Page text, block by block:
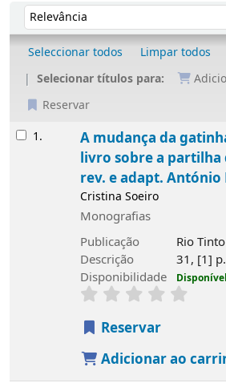
Ordenar
Ordenar por:
Seleccionar todos
Limpar todos
Selecionar títulos para:
Reservar
Resultados
1.
A mudança da
livro sobre a partilha
rev. e adapt. António
Cristina Soeiro
Monografias
Publicação
Rio
Descrição
31, [1]
Disponibilidade
Reservar
Adicionar ao